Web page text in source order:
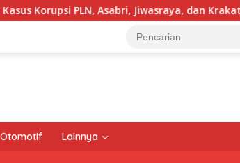
PLN, Asabri, Jiwasraya, dan Krakatau Steel
Lainnya